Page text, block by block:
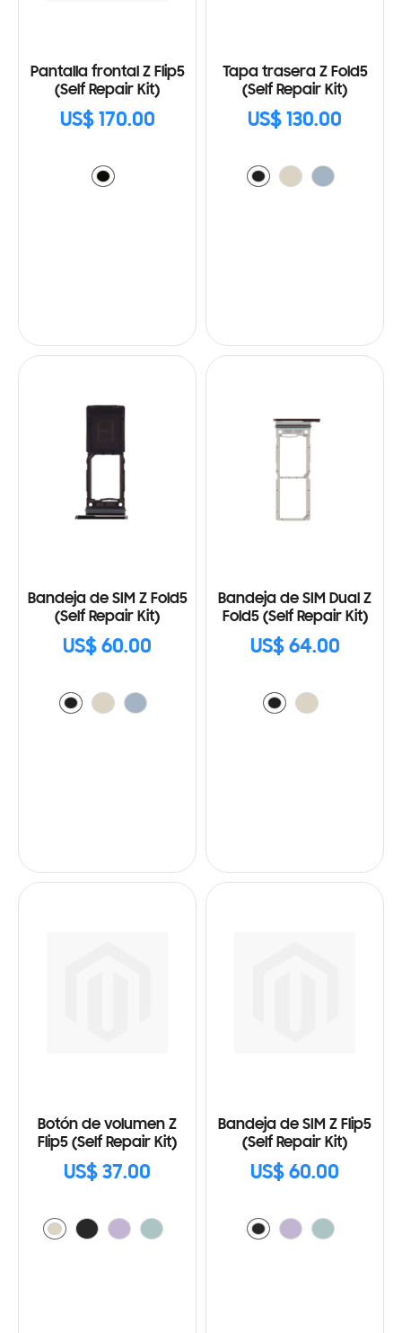
Pantalla frontal Z Flip5
(Self Repair Kit)
US$ 170.00
Tapa trasera Z Fold5
(Self Repair Kit)
US$ 130.00
Bandeja de SIM Z Fold5
(Self Repair Kit)
US$ 60.00
Bandeja de SIM Dual Z
Fold5 (Self Repair Kit)
US$ 64.00
Botón de volumen Z
Flip5 (Self Repair Kit)
US$ 37.00
Bandeja de SIM Z Flip5
(Self Repair Kit)
US$ 60.00